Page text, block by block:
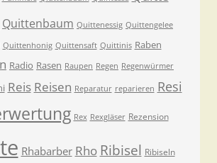
Quittenbaum Quittenessig Quittengelee
Quittenhonig Quittensaft Quittinis Raben
Radio Rasen Raupen Regen Regenwürmer
Reis Reisen Reparatur reparieren Resi
Rex Rexgläser Rezension
Rhabarber Rho Ribisel Ribiseln